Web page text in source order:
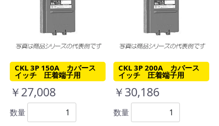
CKL 3P 150A カバース
イッチ 圧着端子用
￥27,008
数量
CKL 3P 200A カバース
イッチ 圧着端子用
￥30,186
数量